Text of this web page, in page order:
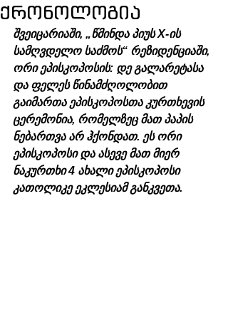
ქრონოლოგია
შვეიცარიაში, „წმინდა პიუს X-ის
სამღვდელო საძმოს“ რეზიდენციაში,
ორი ეპისკოპოსის: დე გალარეტასა
და ფელეს წინამძღოლობით
გაიმართა ეპისკოპოსთა კურთხევის
ცერემონია, რომელზეც მათ პაპის
ნებართვა არ ჰქონდათ. ეს ორი
ეპისკოპოსი და ასევე მათ მიერ
ნაკურთხი 4 ახალი ეპისკოპოსი
კათოლიკე ეკლესიამ განკვეთა.